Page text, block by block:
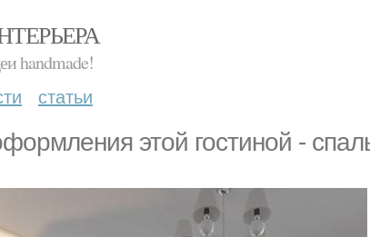
handmade!
статьи
этой гостиной -